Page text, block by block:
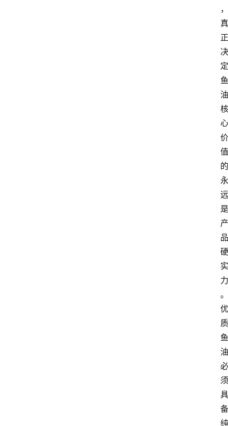
，
真
正
决
定
鱼
油
核
心
价
值
的
永
远
是
产
品
硬
实
力
。
优
质
鱼
油
必
须
具
备
纯